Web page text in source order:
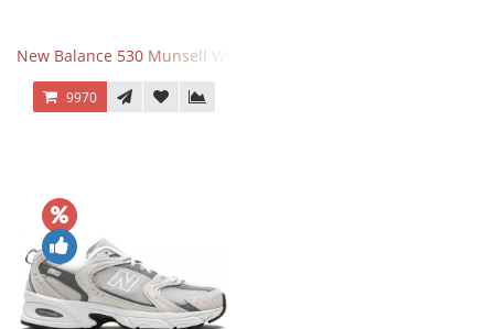
New Balance 530 Munsell White Silver
9970